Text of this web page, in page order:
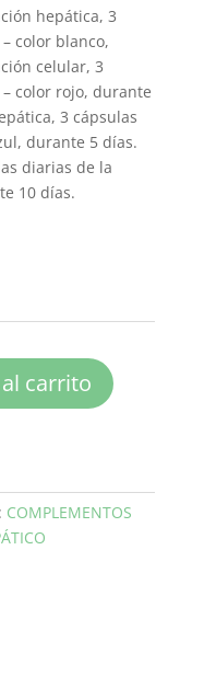
hepática, 3
color blanco,
celular, 3
color rojo, durante
3 cápsulas
durante 5 días.
diarias de la
10 días.
carrito
COMPLEMENTOS